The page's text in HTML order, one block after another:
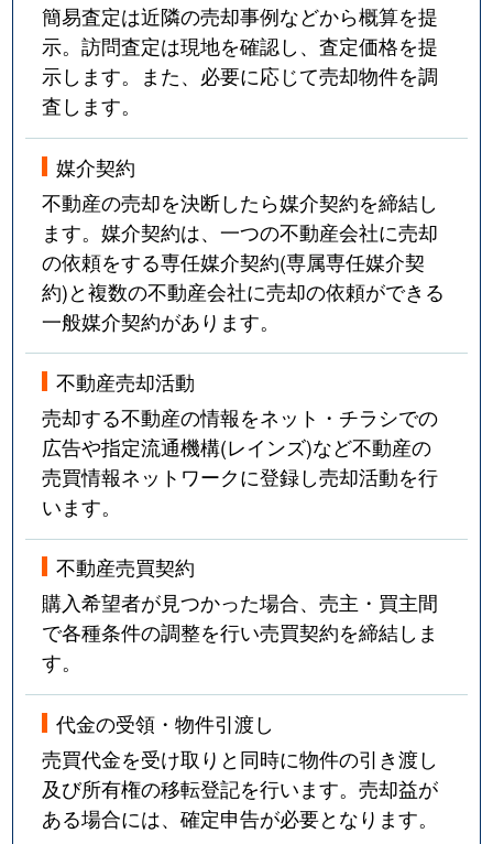
簡易査定は近隣の売却事例などから概算を提
示。訪問査定は現地を確認し、査定価格を提
示します。また、必要に応じて売却物件を調
査します。
媒介契約
不動産の売却を決断したら媒介契約を締結し
ます。媒介契約は、一つの不動産会社に売却
の依頼をする専任媒介契約(専属専任媒介契
約)と複数の不動産会社に売却の依頼ができる
一般媒介契約があります。
不動産売却活動
売却する不動産の情報をネット・チラシでの
広告や指定流通機構(レインズ)など不動産の
売買情報ネットワークに登録し売却活動を行
います。
不動産売買契約
購入希望者が見つかった場合、売主・買主間
で各種条件の調整を行い売買契約を締結しま
す。
代金の受領・物件引渡し
売買代金を受け取りと同時に物件の引き渡し
及び所有権の移転登記を行います。売却益が
ある場合には、確定申告が必要となります。